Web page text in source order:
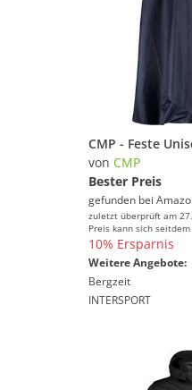
von CMP
Bester Preis
gefunden bei
zuletzt überprüft am
Preis kann sich
10% Ersparnis
Weitere Angebote:
Bergzeit
INTERSPORT